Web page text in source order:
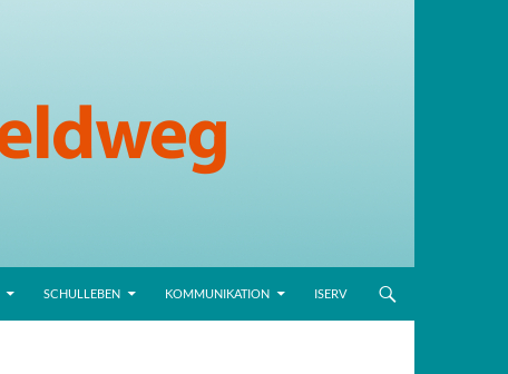
SCHULLEBEN KOMMUNIKATION ISERV